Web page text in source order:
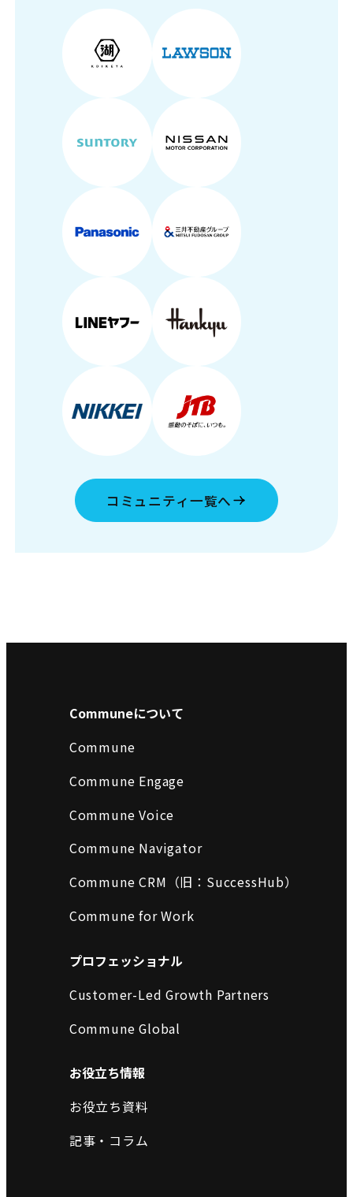
コミュニティ一覧へ
Communeについて
Commune
Commune Engage
Commune Voice
Commune Navigator
Commune CRM（旧：SuccessHub）
Commune for Work
プロフェッショナル
Customer-Led Growth Partners
Commune Global
お役立ち情報
お役立ち資料
記事・コラム